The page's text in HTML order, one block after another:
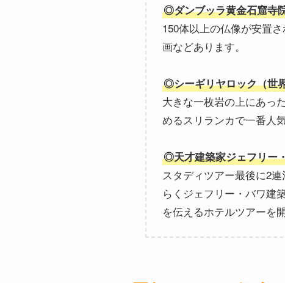
◎ダンブッラ黄金石窟寺
150体以上の仏像が安置
画などあります。
◎シーギリヤロック（世
大きな一枚岩の上にあっ
めるスリランカで一番人
◎天才建築家ジェフリー
スタディツアー最後に2
らくジェフリー・バワ建
を伝えるホテルツアーを